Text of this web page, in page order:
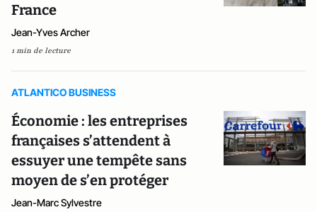
France
Jean-Yves Archer
1 min de lecture
ATLANTICO BUSINESS
Économie : les entreprises
françaises s’attendent à
essuyer une tempête sans
moyen de s’en protéger
Jean-Marc Sylvestre